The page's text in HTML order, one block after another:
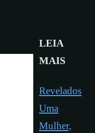
LEIA
MAIS
Revelados
Uma
Mulher,